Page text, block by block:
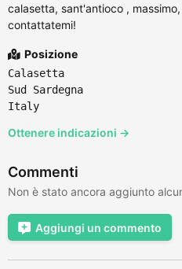
calasetta, sant'antioco ,
contattatemi!
Posizione
Calasetta
Sud Sardegna
Italy
Ottenere indicazioni →
Commenti
Non è stato ancora aggiunto
Aggiungi un commento